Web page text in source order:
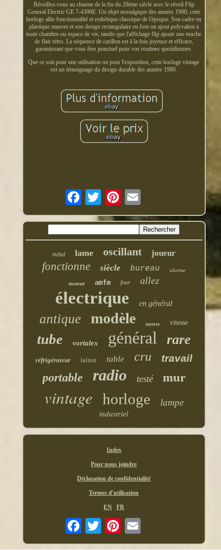
Réveillez-vous au charme de la fin du 20ème siècle avec le réveil Flip
General Electric GE 7-4300E. Un objet nostalgique des années 1980, cette
horloge allie fonctionnalité et esthétique classique de l'époque. Son cadre en
plastique marron et son design rectangulaire en font un ajout polyvalent à
toute chambre ou espace de vie, tandis que l'affichage flip ajoute une touche
de flair rétro. La séquence de carillon est à la fois joyeuse et efficace,
garantissant que vous êtes ponctuel pour vos routines quotidiennes.
Que ce soit pour une utilisation ou pour l'exposition, cette horloge vintage
est un témoignage du design durable des années 1980.
métal lame oscillant joueur
fonctionne siècle bureau alarme
moteur amfm four allez
électrique en général
antique modèle œuvres vitesse
tube vortalex général rare
réfrigérateur laiton table cru travail
portable radio testé mur
vintage horloge lampe
industriel
Index
Pour nous joindre
Déclaration de confidentialité
Termes d'utilisation
EN FR